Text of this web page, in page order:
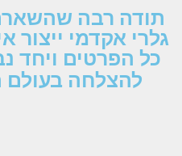
תודה רבה
גלרי אקדמי
כל הפרטים ויחד
להצלחה בעולם